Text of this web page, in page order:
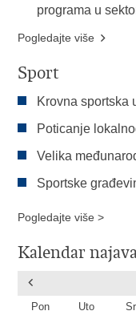
programa u
Pogledajte više
Sport
Krovna sportska
Poticanje
Velika
Sportske
Pogledajte više >
Kalendar
Pon Uto